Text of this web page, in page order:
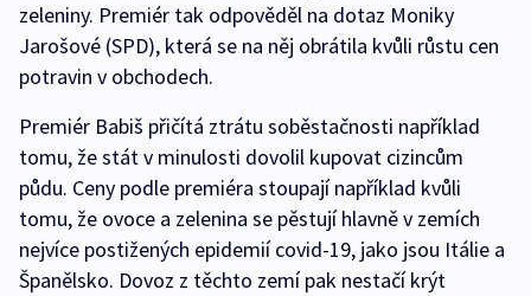
zeleniny. Premiér tak odpověděl na dotaz Moniky
Jarošové (SPD), která se na něj obrátila kvůli růstu cen
potravin v obchodech.
Premiér Babiš přičítá ztrátu soběstačnosti například
tomu, že stát v minulosti dovolil kupovat cizincům
půdu. Ceny podle premiéra stoupají například kvůli
tomu, že ovoce a zelenina se pěstují hlavně v zemích
nejvíce postižených epidemií covid-19, jako jsou Itálie a
Španělsko. Dovoz z těchto zemí pak nestačí krýt